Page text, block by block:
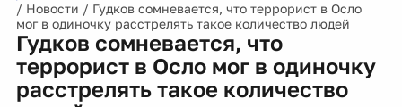
/ Новости / Гудков сомневается, что террорист в Осло
мог в одиночку расстрелять такое количество людей
Гудков сомневается, что
террорист в Осло мог в одиночку
расстрелять такое количество